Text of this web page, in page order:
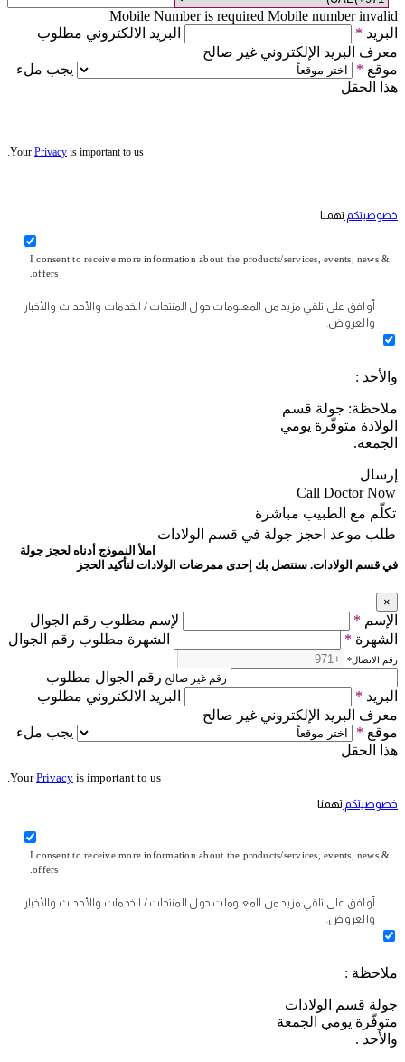
Mobile Number is required Mobile number invalid
البريد *
البريد الالكتروني مطلوب
معرف البريد الإلكتروني غير صالح
موقع *
يجب ملء
هذا الحقل
Your Privacy is important to us.
خصوصيتكم تهمنا
I consent to receive more information about the products/services, events, news &
offers.
أوافق على تلقي مزيد من المعلومات حول المنتجات / الخدمات والأحداث والأخبار
والعروض.
والأحد :
ملاحظة: جولة قسم
الولادة متوفّرة يومي
الجمعة.
إرسال
Call Doctor Now
تكلّم مع الطبيب مباشرة
طلب موعد احجز جولة في قسم الولادات
املأ النموذج أدناه لحجز جولة
في قسم الولادات. ستتصل بك إحدى ممرضات الولادات لتأكيد الحجز
×
الإسم *
لإسم مطلوب رقم الجوال
الشهرة * الشهرة مطلوب رقم الجوال
رقم الاتصال*
رقم غير صالح رقم الجوال مطلوب
البريد *
البريد الالكتروني مطلوب
معرف البريد الإلكتروني غير صالح
موقع *
يجب ملء
هذا الحقل
YourPrivacy is important to us.
خصوصيتكم تهمنا
I consent to receive more information about the products/services, events, news &
offers.
أوافق على تلقي مزيد من المعلومات حول المنتجات / الخدمات والأحداث والأخبار
والعروض.
ملاحظة :
جولة قسم الولادات
متوفّرة يومي الجمعة
والأحد .